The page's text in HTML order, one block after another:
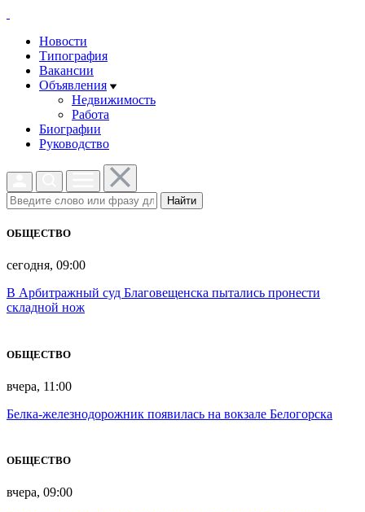
Новости
Типография
Вакансии
Объявления
Недвижимость
Работа
Биографии
Руководство
Найти
ОБЩЕСТВО
сегодня, 09:00
В Арбитражный суд Благовещенска пытались пронести
складной нож
ОБЩЕСТВО
вчера, 11:00
Белка-железнодорожник появилась на вокзале Белогорска
ОБЩЕСТВО
вчера, 09:00